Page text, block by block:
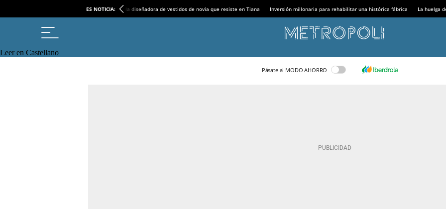
ES NOTICIA: la diseñadora de vestidos de novia que resiste en Tiana Inversión millonaria para rehabilitar una histórica fábrica La huelga
Leer en Castellano
Pásate al MODO AHORRO